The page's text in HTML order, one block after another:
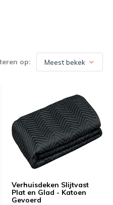
op:
Verhuisdeken Slijtvast
Plat en Glad - Katoen
Gevoerd